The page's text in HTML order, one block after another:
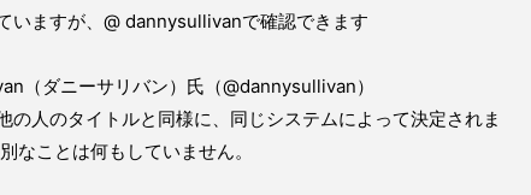
いますが、@ dannysullivanで確認できます
（ダニーサリバン）氏（@dannysullivan）
の人のタイトルと同様に、同じシステムによって決定されま
なことは何もしていません。